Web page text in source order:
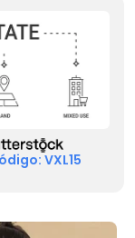
VXL15